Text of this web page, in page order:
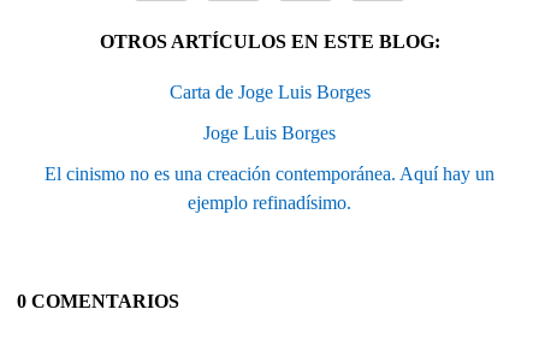
OTROS ARTÍCULOS EN ESTE BLOG:
Carta de Joge Luis Borges
Joge Luis Borges
El cinismo no es una creación contemporánea. Aquí hay un
ejemplo refinadísimo.
0 COMENTARIOS